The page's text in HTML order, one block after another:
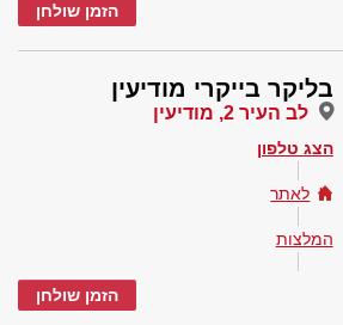
הזמן שולחן
בליקר בייקרי מודיעין
לב העיר 2, מודיעין
הצג טלפון
לאתר
המלצות
הזמן שולחן